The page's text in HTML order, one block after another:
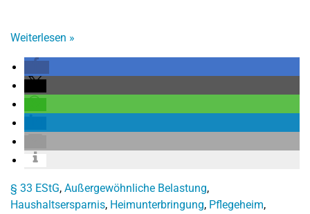
Weiterlesen »
§ 33 EStG, Außergewöhnliche Belastung,
Haushaltsersparnis, Heimunterbringung, Pflegeheim,